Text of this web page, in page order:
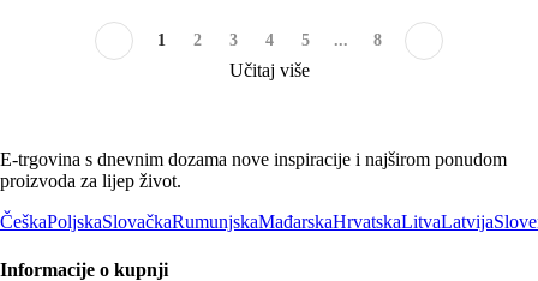
1 2 3 4 5 ... 8
Učitaj više
E-trgovina s dnevnim dozama nove inspiracije i najširom ponudom
proizvoda za lijep život.
ČeškaPoljskaSlovačkaRumunjskaMađarskaHrvatskaLitvaLatvija
Informacije o kupnji